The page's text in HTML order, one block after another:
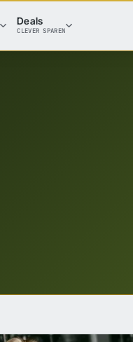
Deals
CLEVER SPAREN